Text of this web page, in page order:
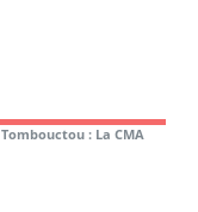
Tombouctou : La CMA